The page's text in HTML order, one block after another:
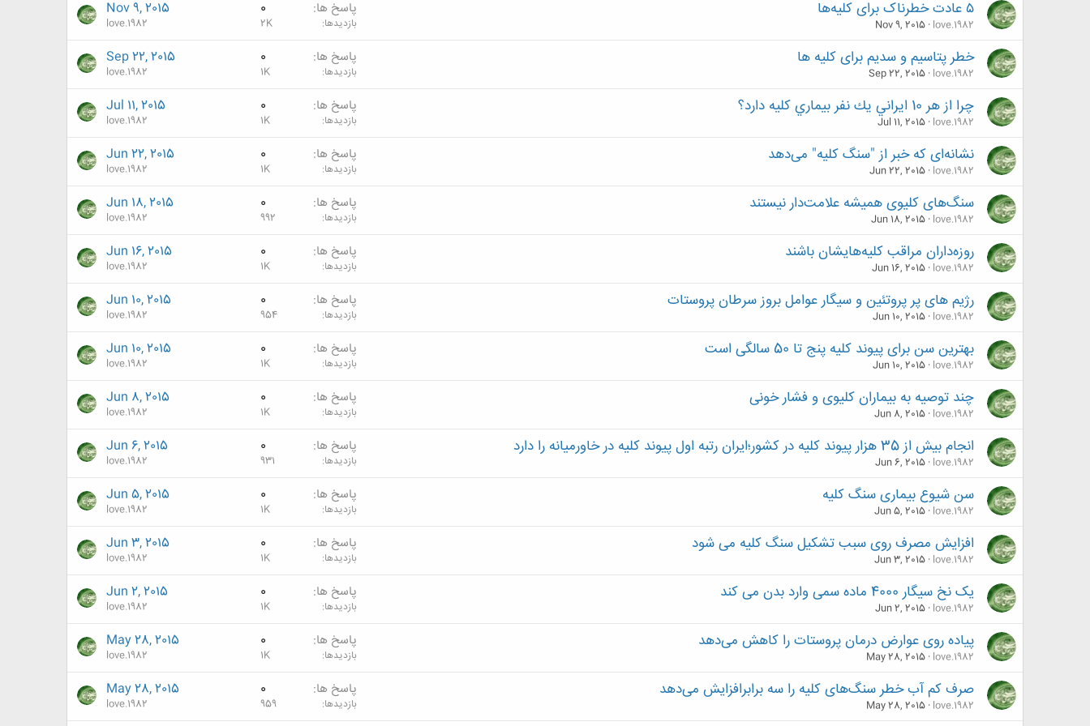
۵ عادت خطرناک برای کلیه‌ها
love.1982
Nov 9, 2015
پاسخ ها 0
بازدیدها 2K
Nov 9, 2015
love.1982
خطر پتاسیم و سدیم برای کلیه ها
love.1982
Sep 22, 2015
پاسخ ها 0
بازدیدها 1K
Sep 22, 2015
love.1982
چرا از هر 10 ايراني‌ يك نفر بيماري كليه دارد؟
love.1982
Jul 11, 2015
پاسخ ها 0
بازدیدها 1K
Jul 11, 2015
love.1982
نشانه‌ای که خبر از "سنگ‌ کلیه" می‌دهد
love.1982
Jun 22, 2015
پاسخ ها 0
بازدیدها 1K
Jun 22, 2015
love.1982
سنگ‌های کلیوی همیشه علامت‌دار نیستند
love.1982
Jun 18, 2015
پاسخ ها 0
بازدیدها 992
Jun 18, 2015
love.1982
روزه‌داران مراقب کلیه‌هایشان باشند
love.1982
Jun 16, 2015
پاسخ ها 0
بازدیدها 1K
Jun 16, 2015
love.1982
رژیم های پر پروتئین و سیگار عوامل بروز سرطان پروستات
love.1982
Jun 10, 2015
پاسخ ها 0
بازدیدها 954
Jun 10, 2015
love.1982
بهترین سن برای پیوند کلیه پنج تا 50 سالگی است
love.1982
Jun 10, 2015
پاسخ ها 0
بازدیدها 1K
Jun 10, 2015
love.1982
چند توصیه به بیماران کلیوی و فشار خونی
love.1982
Jun 8, 2015
پاسخ ها 0
بازدیدها 1K
Jun 8, 2015
love.1982
انجام بیش از 35 هزار پیوند کلیه در کشور؛ایران رتبه اول پیوند کلیه در خاورمیانه را دارد
love.1982
Jun 6, 2015
پاسخ ها 0
بازدیدها 931
Jun 6, 2015
love.1982
سن شیوع بیماری سنگ کلیه
love.1982
Jun 5, 2015
پاسخ ها 0
بازدیدها 1K
Jun 5, 2015
love.1982
افزایش مصرف روی سبب تشکیل سنگ کلیه می شود
love.1982
Jun 3, 2015
پاسخ ها 0
بازدیدها 1K
Jun 3, 2015
love.1982
یک نخ سیگار 4000 ماده سمی وارد بدن می کند
love.1982
Jun 2, 2015
پاسخ ها 0
بازدیدها 1K
Jun 2, 2015
love.1982
پیاده روی عوارض درمان پروستات را کاهش می‌دهد
love.1982
May 28, 2015
پاسخ ها 0
بازدیدها 1K
May 28, 2015
love.1982
صرف کم آب خطر سنگ‌های کلیه را سه برابرافزایش می‌دهد
love.1982
May 28, 2015
پاسخ ها 0
بازدیدها 959
May 28, 2015
love.1982